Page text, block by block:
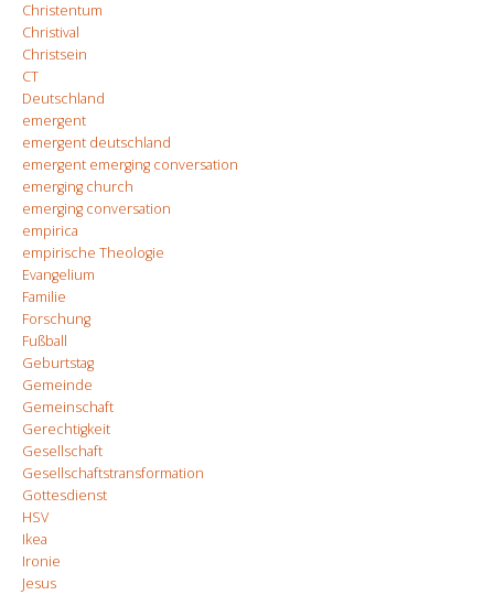
Christentum
Christival
Christsein
CT
Deutschland
emergent
emergent deutschland
emergent emerging conversation
emerging church
emerging conversation
empirica
empirische Theologie
Evangelium
Familie
Forschung
Fußball
Geburtstag
Gemeinde
Gemeinschaft
Gerechtigkeit
Gesellschaft
Gesellschaftstransformation
Gottesdienst
HSV
Ikea
Ironie
Jesus